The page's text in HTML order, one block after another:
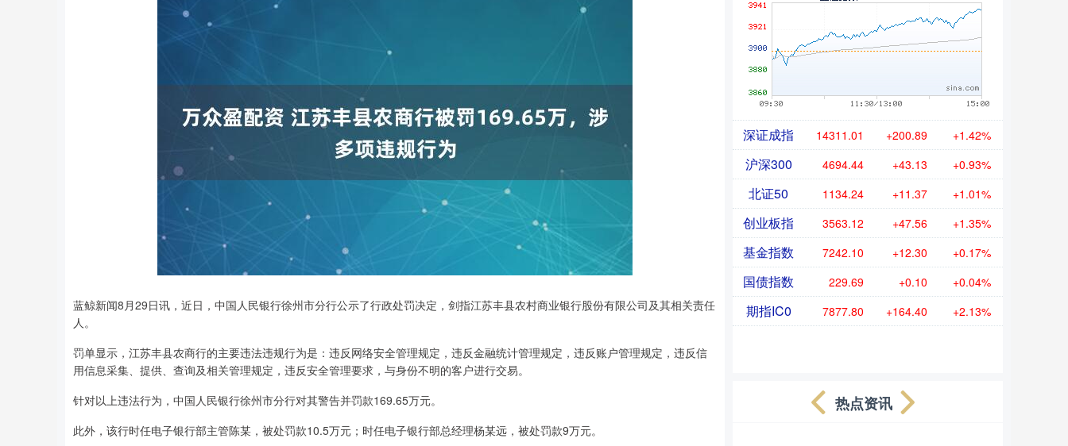
蓝鲸新闻8月29日讯，近日，中国人民银行徐州市分行公示了行政处罚决定，剑指江苏丰县农村商业银行股份有限公司及其相关责任
人。
罚单显示，江苏丰县农商行的主要违法违规行为是：违反网络安全管理规定，违反金融统计管理规定，违反账户管理规定，违反信
用信息采集、提供、查询及相关管理规定，违反安全管理要求，与身份不明的客户进行交易。
针对以上违法行为，中国人民银行徐州市分行对其警告并罚款169.65万元。
此外，该行时任电子银行部主管陈某，被处罚款10.5万元；时任电子银行部总经理杨某远，被处罚款9万元。
深证成指 14311.01 +200.89 +1.42%
沪深300 4694.44 +43.13 +0.93%
北证50 1134.24 +11.37 +1.01%
创业板指 3563.12 +47.56 +1.35%
基金指数 7242.10 +12.30 +0.17%
国债指数 229.69 +0.10 +0.04%
期指IC0 7877.80 +164.40 +2.13%
热点资讯